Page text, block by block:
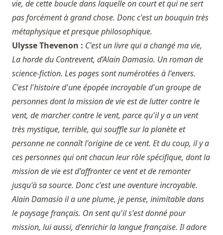
vie, de cette boucle dans laquelle on court et qui ne sert
pas forcément à grand chose. Donc c'est un bouquin très
métaphysique et presque philosophique.
Ulysse Thevenon : C'est un livre qui a changé ma vie,
La horde du Contrevent, d’Alain Damasio. Un roman de
science-fiction. Les pages sont numérotées à l'envers.
C'est l'histoire d'une épopée incroyable d'un groupe de
personnes dont la mission de vie est de lutter contre le
vent, de marcher contre le vent, parce qu'il y a un vent
très mystique, terrible, qui souffle sur la planète et
personne ne connaît l'origine de ce vent. Et du coup, il y a
ces personnes qui ont chacun leur rôle spécifique, dont la
mission de vie est d'affronter ce vent et de remonter
jusqu'à sa source. Donc c'est une aventure incroyable.
Alain Damasio il a une plume, je pense, inimitable dans
le paysage français. On sent qu'il s'est donné pour
mission, lui aussi, d'enrichir la langue française. Il adore